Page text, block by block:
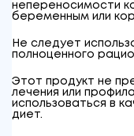
непереносимости
беременным или
Не следует
полноценного
Этот продукт не
лечения или
использоваться в
диет.